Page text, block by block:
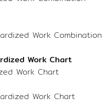
Work Combination
Work Chart
Work Chart
Work Chart